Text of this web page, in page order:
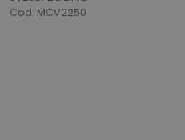
Cod. MCV2250